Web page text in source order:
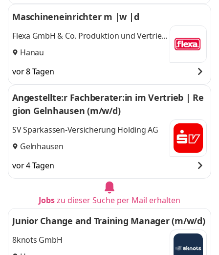
Maschineneinrichter m |w |d
Flexa GmbH & Co. Produktion und Vertrieb
KGHanau
vor 8 Tagen
Angestellte:r Fachberater:in im Vertrieb | Re
gion Gelnhausen (m/w/d)
SV Sparkassen-Versicherung Holding AG
Gelnhausen
vor 4 Tagen
Jobszu dieser Suche per Mail erhalten
Junior Change and Training Manager (m/w/d)
8knots GmbH